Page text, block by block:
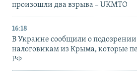
произошли два взрыва – UKMTO
16:18
В Украине сообщили о
налоговикам из Крыма, которые
РФ